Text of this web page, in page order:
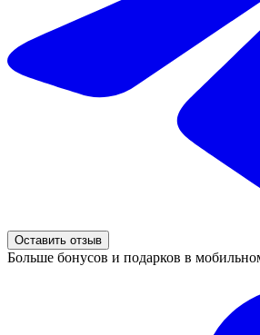
Оставить отзыв
Больше бонусов и подарков в